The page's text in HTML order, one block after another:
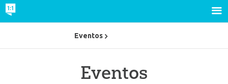
Eventos
Eventos